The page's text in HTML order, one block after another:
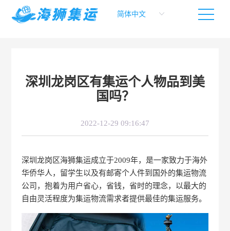
深圳龙岗区有集运个人物品到美
国吗？
2022-12-29 09:16:47
深圳龙岗区海狮集运成立于2009年，是一家致力于海外
华侨华人，留学生以及有邮寄个人件到国外的集运物流
公司，抱着为用户省心，省钱，省时的理念，以最大的
自由灵活程度为集运物流需求者提供最佳的集运服务。